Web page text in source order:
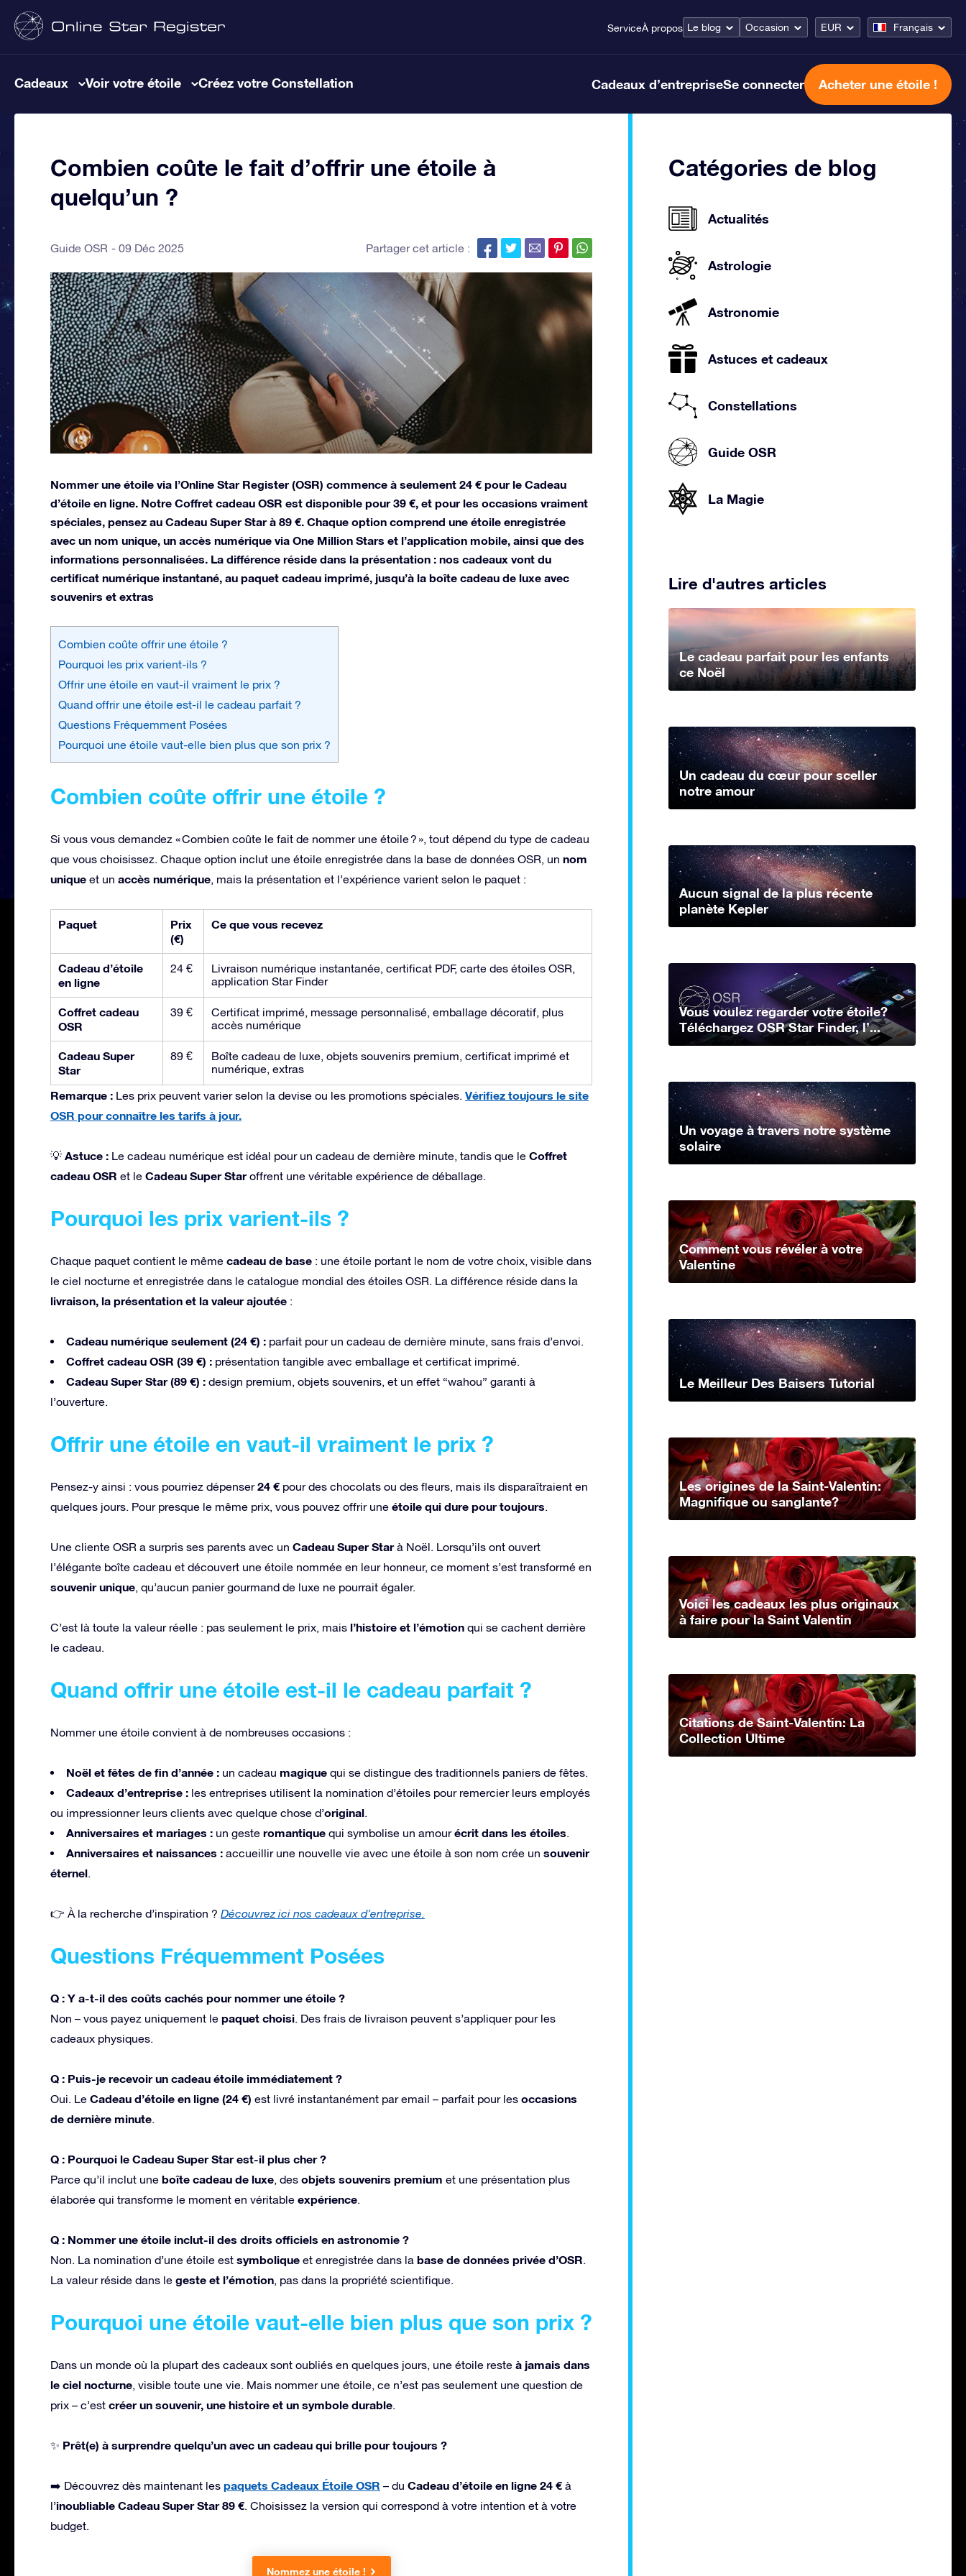
ServiceÀ propos Le blog Occasion EUR Français
Cadeaux Voir votre étoile Créez votre Constellation Cadeaux d’entrepriseSe connecter Acheter une étoile !
Combien coûte le fait d’offrir une étoile à
quelqu’un ?
Guide OSR 09 Déc 2025 Partager cet article :
Nommer une étoile via l’Online Star Register (OSR) commence à seulement 24 € pour le Cadeau
d’étoile en ligne. Notre Coffret cadeau OSR est disponible pour 39 €, et pour les occasions vraiment
spéciales, pensez au Cadeau Super Star à 89 €. Chaque option comprend une étoile enregistrée
avec un nom unique, un accès numérique via One Million Stars et l’application mobile, ainsi que des
informations personnalisées. La différence réside dans la présentation : nos cadeaux vont du
certificat numérique instantané, au paquet cadeau imprimé, jusqu’à la boîte cadeau de luxe avec
souvenirs et extras
Combien coûte offrir une étoile ?
Pourquoi les prix varient-ils ?
Offrir une étoile en vaut-il vraiment le prix ?
Quand offrir une étoile est-il le cadeau parfait ?
Questions Fréquemment Posées
Pourquoi une étoile vaut-elle bien plus que son prix ?
Combien coûte offrir une étoile ?
Si vous vous demandez « Combien coûte le fait de nommer une étoile ? », tout dépend du type de cadeau
que vous choisissez. Chaque option inclut une étoile enregistrée dans la base de données OSR, un nom
unique et un accès numérique, mais la présentation et l’expérience varient selon le paquet :
Paquet
Prix
(€)
Ce que vous recevez
Cadeau d’étoile
en ligne
24 €
Livraison numérique instantanée, certificat PDF, carte des étoiles OSR,
application Star Finder
Coffret cadeau
OSR
39 €
Certificat imprimé, message personnalisé, emballage décoratif, plus
accès numérique
Cadeau Super
Star
89 €
Boîte cadeau de luxe, objets souvenirs premium, certificat imprimé et
numérique, extras
Remarque : Les prix peuvent varier selon la devise ou les promotions spéciales. Vérifiez toujours le site
OSR pour connaître les tarifs à jour.
💡 Astuce : Le cadeau numérique est idéal pour un cadeau de dernière minute, tandis que le Coffret
cadeau OSR et le Cadeau Super Staroffrent une véritable expérience de déballage.
Pourquoi les prix varient-ils ?
Chaque paquet contient le même cadeau de base : une étoile portant le nom de votre choix, visible dans
le ciel nocturne et enregistrée dans le catalogue mondial des étoiles OSR. La différence réside dans la
livraison, la présentation et la valeur ajoutée :
Cadeau numérique seulement (24 €) : parfait pour un cadeau de dernière minute, sans frais d’envoi.
Coffret cadeau OSR (39 €) : présentation tangible avec emballage et certificat imprimé.
Cadeau Super Star (89 €) : design premium, objets souvenirs, et un effet “wahou” garanti à
l’ouverture.
Offrir une étoile en vaut-il vraiment le prix ?
Pensez-y ainsi : vous pourriez dépenser24 € pour des chocolats ou des fleurs, mais ils disparaîtraient en
quelques jours. Pour presque le même prix, vous pouvez offrir une étoile qui dure pour toujours.
Une cliente OSR a surpris ses parents avec un Cadeau Super Starà Noël. Lorsqu’ils ont ouvert
l’élégante boîte cadeau et découvert une étoile nommée en leur honneur, ce moment s’est transformé en
souvenir unique, qu’aucun panier gourmand de luxe ne pourrait égaler.
C’est là toute la valeur réelle : pas seulement le prix, mais l’histoire et l’émotion qui se cachent derrière
le cadeau.
Quand offrir une étoile est-il le cadeau parfait ?
Nommer une étoile convient à de nombreuses occasions :
Noël et fêtes de fin d’année : un cadeau magique qui se distingue des traditionnels paniers de fêtes.
Cadeaux d’entreprise : les entreprises utilisent la nomination d’étoiles pour remercier leurs employés
ou impressionner leurs clients avec quelque chose d’original.
Anniversaires et mariages : un geste romantique qui symbolise un amourécrit dans les étoiles.
Anniversaires et naissances : accueillir une nouvelle vie avec une étoile à son nom crée un souvenir
éternel.
👉 À la recherche d’inspiration ? Découvrez ici nos cadeaux d’entreprise.
Questions Fréquemment Posées
Q : Y a-t-il des coûts cachés pour nommer une étoile ?
Non – vous payez uniquement le paquet choisi. Des frais de livraison peuvent s’appliquer pour les
cadeaux physiques.
Q : Puis-je recevoir un cadeau étoile immédiatement ?
Oui. Le Cadeau d’étoile en ligne (24 €) est livré instantanément par email – parfait pour les occasions
de dernière minute.
Q : Pourquoi le Cadeau Super Star est-il plus cher ?
Parce qu’il inclut une boîte cadeau de luxe, des objets souvenirs premium et une présentation plus
élaborée qui transforme le moment en véritable expérience.
Q : Nommer une étoile inclut-il des droits officiels en astronomie ?
Non. La nomination d’une étoile est symbolique et enregistrée dans la base de données privée d’OSR.
La valeur réside dans le geste et l’émotion, pas dans la propriété scientifique.
Pourquoi une étoile vaut-elle bien plus que son prix ?
Dans un monde où la plupart des cadeaux sont oubliés en quelques jours, une étoile reste à jamais dans
le ciel nocturne, visible toute une vie. Mais nommer une étoile, ce n’est pas seulement une question de
prix – c’est créer un souvenir, une histoire et un symbole durable.
✨ Prêt(e) à surprendre quelqu’un avec un cadeau qui brille pour toujours ?
➡️ Découvrez dès maintenant les paquets Cadeaux Étoile OSR – du Cadeau d’étoile en ligne 24 € à
l’inoubliable Cadeau Super Star 89 €. Choisissez la version qui correspond à votre intention et à votre
budget.
Nommez une étoile !
Catégories de blog
Actualités
Astrologie
Astronomie
Astuces et cadeaux
Constellations
Guide OSR
La Magie
Lire d'autres articles
Le cadeau parfait pour les enfants
ce Noël
Un cadeau du cœur pour sceller
notre amour
Aucun signal de la plus récente
planète Kepler
Vous voulez regarder votre étoile?
Téléchargez OSR Star Finder, l’...
Un voyage à travers notre système
solaire
Comment vous révéler à votre
Valentine
Le Meilleur Des Baisers Tutorial
Les origines de la Saint-Valentin:
Magnifique ou sanglante?
Voici les cadeaux les plus originaux
à faire pour la Saint Valentin
Citations de Saint-Valentin: La
Collection Ultime